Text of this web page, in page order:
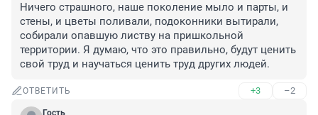
Ничего страшного, наше поколение мыло и парты, и
стены, и цветы поливали, подоконники вытирали,
собирали опавшую листву на пришкольной
территории. Я думаю, что это правильно, будут ценить
свой труд и научаться ценить труд других людей.
ОТВЕТИТЬ +3 –2
Гость